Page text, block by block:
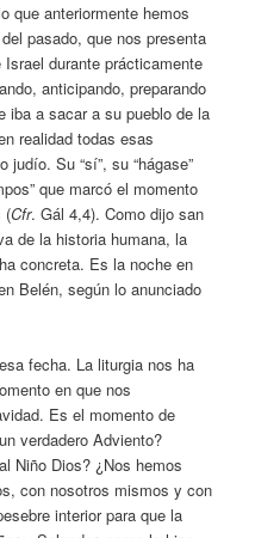
que anteriormente hemos
pasado, que nos presenta
Israel durante prácticamente
anticipando, preparando
iba a sacar a su pueblo de la
realidad todas esas
Su “sí”, su “hágase”
que marcó el momento
(Cfr. Gál 4,4). Como dijo san
de la historia humana, la
concreta. Es la noche en
Belén, según lo anunciado
fecha. La liturgia nos ha
en que nos
Es el momento de
verdadero Adviento?
Niño Dios? ¿Nos hemos
con nosotros mismos y con
interior para que la